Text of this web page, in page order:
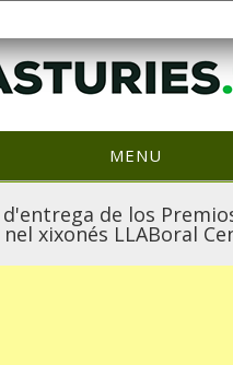
MENU
d'entrega de los
xixonés LLABoral